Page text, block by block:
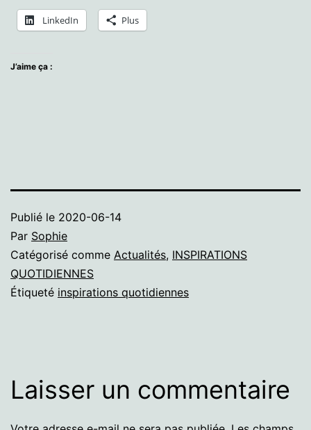
LinkedIn Plus
J’aime ça :
Publié le 2020-06-14
Par Sophie
Catégorisé comme Actualités, INSPIRATIONS
QUOTIDIENNES
Étiqueté inspirations quotidiennes
Laisser un commentaire